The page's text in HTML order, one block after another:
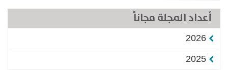
أعداد المجلة مجاناً
2026
2025